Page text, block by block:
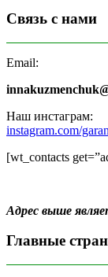
Связь с нами
Email:
Наш инстаграм:
instagram.com/
[wt_contacts
Адрес выше
Главные